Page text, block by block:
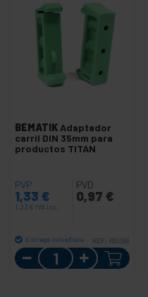
BEMATIK Adaptador
carril DIN 35mm para
productos TITAN
PVP
1,33 €
1,33 € IVA inc.
PVD
0,97 €
Entrega inmediata REF: RS099
Cantidad